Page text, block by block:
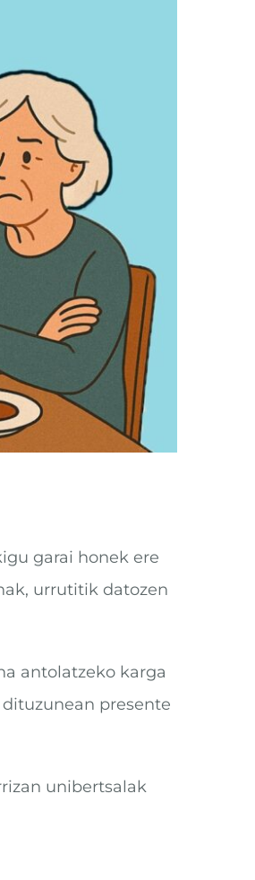
garai honek ere
urrutitik datozen
antolatzeko karga
presente
unibertsalak